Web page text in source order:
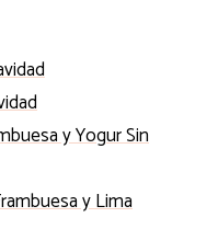
y Yogur Sin
y Lima